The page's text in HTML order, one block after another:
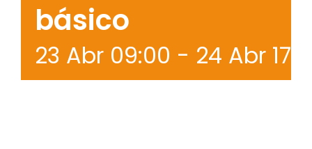
básico
23 Abr 09:00 - 24 Abr